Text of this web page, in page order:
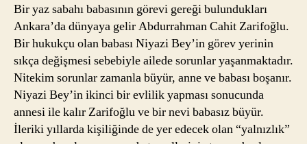
Bir yaz sabahı babasının görevi gereği bulundukları
Ankara’da dünyaya gelir Abdurrahman Cahit Zarifoğlu.
Bir hukukçu olan babası Niyazi Bey’in görev yerinin
sıkça değişmesi sebebiyle ailede sorunlar yaşanmaktadır.
Nitekim sorunlar zamanla büyür, anne ve babası boşanır.
Niyazi Bey’in ikinci bir evlilik yapması sonucunda
annesi ile kalır Zarifoğlu ve bir nevi babasız büyür.
İleriki yıllarda kişiliğinde de yer edecek olan “yalnızlık”